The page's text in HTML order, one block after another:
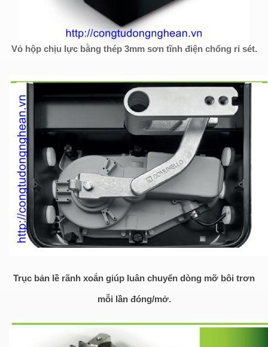
Vỏ hộp chịu lực bằng thép 3mm sơn tĩnh điện chổng rỉ sét.
Trục bản lề rãnh xoắn giúp luân chuyển dòng mỡ bôi trơn
mỗi lần đóng/mở.